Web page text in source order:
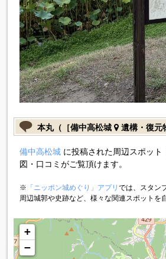
本丸（［備中高松城 遺構・復元
備中高松城に投稿された周辺スポット
図・口コミがご覧頂けます。
※ 「ニッポン城めぐり」アプリ では、スタン
周辺城郭や史跡など、様々な関連スポットを
+
−